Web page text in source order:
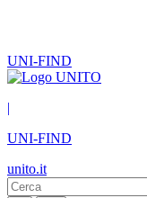
UNI-FIND
|
UNI-FIND
unito.it